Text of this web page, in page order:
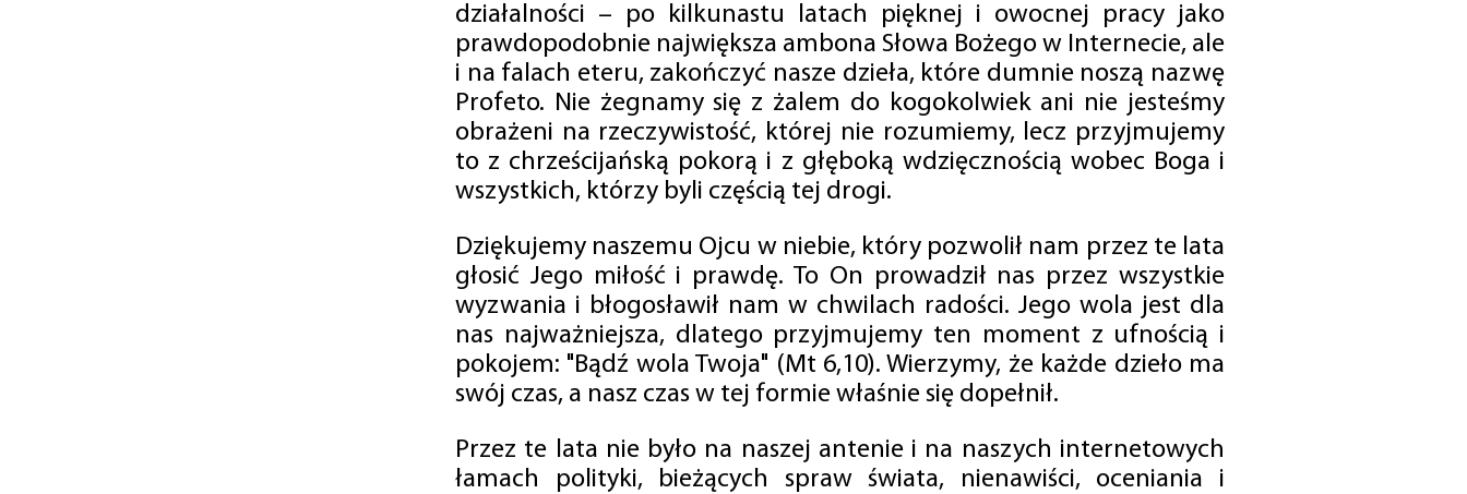
działalności – po kilkunastu latach pięknej i owocnej pracy jako
prawdopodobnie największa ambona Słowa Bożego w Internecie, ale
i na falach eteru, zakończyć nasze dzieła, które dumnie noszą nazwę
Profeto. Nie żegnamy się z żalem do kogokolwiek ani nie jesteśmy
obrażeni na rzeczywistość, której nie rozumiemy, lecz przyjmujemy
to z chrześcijańską pokorą i z głęboką wdzięcznością wobec Boga i
wszystkich, którzy byli częścią tej drogi.
Dziękujemy naszemu Ojcu w niebie, który pozwolił nam przez te lata
głosić Jego miłość i prawdę. To On prowadził nas przez wszystkie
wyzwania i błogosławił nam w chwilach radości. Jego wola jest dla
nas najważniejsza, dlatego przyjmujemy ten moment z ufnością i
pokojem: "Bądź wola Twoja" (Mt 6,10). Wierzymy, że każde dzieło ma
swój czas, a nasz czas w tej formie właśnie się dopełnił.
Przez te lata nie było na naszej antenie i na naszych internetowych
łamach polityki, bieżących spraw świata, nienawiści, oceniania i